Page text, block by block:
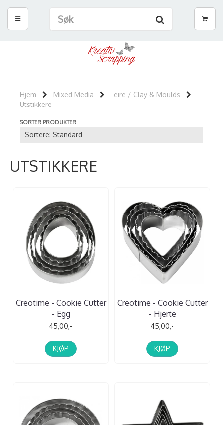
Hjem Mixed Media
Leire / Clay & Moulds
Utstikkere
SORTER PRODUKTER
UTSTIKKERE
Creotime - Cookie Cutter
- Egg
45,00,-
KJØP
Creotime - Cookie Cutter
- Hjerte
45,00,-
KJØP